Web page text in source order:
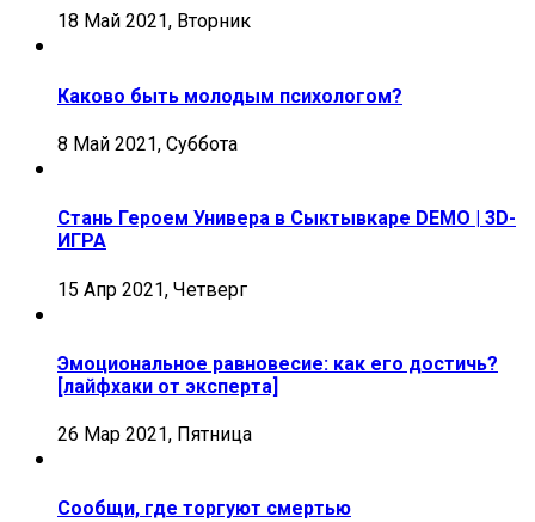
18 Май 2021, Вторник
Каково быть молодым психологом?
8 Май 2021, Суббота
Стань Героем Универа в Сыктывкаре DEMO | 3D-
ИГРА
15 Апр 2021, Четверг
Эмоциональное равновесие: как его достичь?
[лайфхаки от эксперта]
26 Мар 2021, Пятница
Сообщи, где торгуют смертью